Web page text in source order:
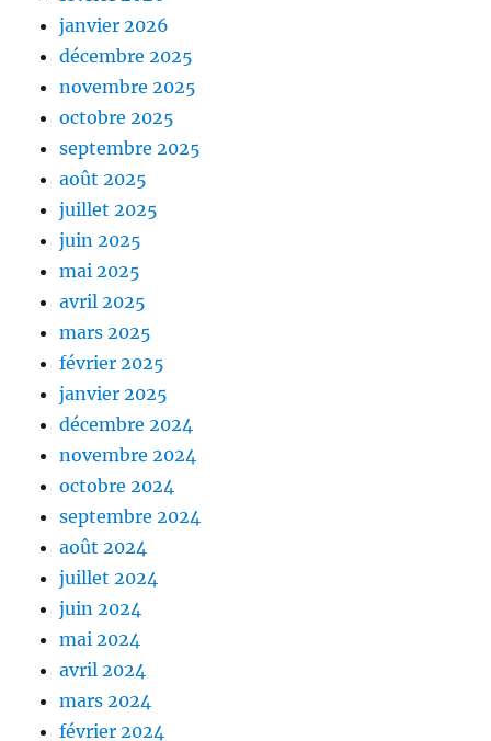
janvier 2026
décembre 2025
novembre 2025
octobre 2025
septembre 2025
août 2025
juillet 2025
juin 2025
mai 2025
avril 2025
mars 2025
février 2025
janvier 2025
décembre 2024
novembre 2024
octobre 2024
septembre 2024
août 2024
juillet 2024
juin 2024
mai 2024
avril 2024
mars 2024
février 2024